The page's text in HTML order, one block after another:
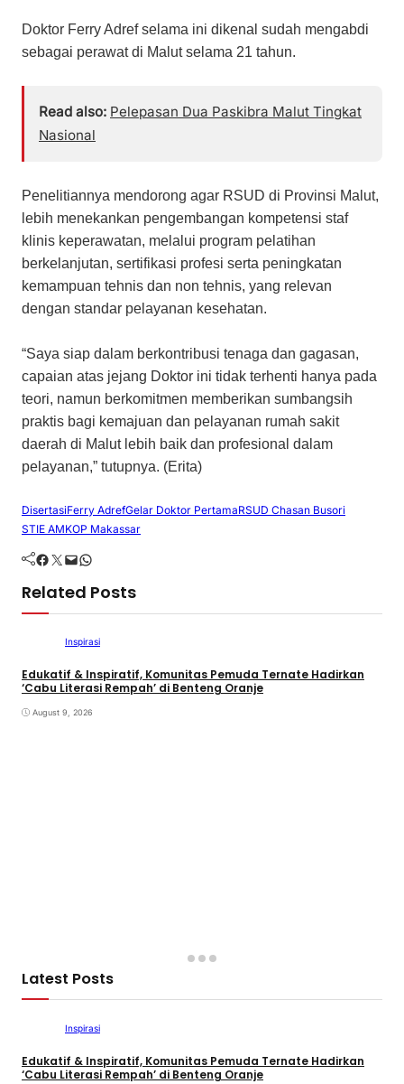
Doktor Ferry Adref selama ini dikenal sudah mengabdi
sebagai perawat di Malut selama 21 tahun.
Read also: Pelepasan Dua Paskibra Malut Tingkat
Nasional
Penelitiannya mendorong agar RSUD di Provinsi Malut,
lebih menekankan pengembangan kompetensi staf
klinis keperawatan, melalui program pelatihan
berkelanjutan, sertifikasi profesi serta peningkatan
kemampuan tehnis dan non tehnis, yang relevan
dengan standar pelayanan kesehatan.
“Saya siap dalam berkontribusi tenaga dan gagasan,
capaian atas jejang Doktor ini tidak terhenti hanya pada
teori, namun berkomitmen memberikan sumbangsih
praktis bagi kemajuan dan pelayanan rumah sakit
daerah di Malut lebih baik dan profesional dalam
pelayanan,” tutupnya. (Erita)
DisertasiFerry AdrefGelar Doktor PertamaRSUD Chasan Busori
STIE AMKOP Makassar
Facebook Twitter Mail WhatsApp
Related Posts
Inspirasi
Edukatif & Inspiratif, Komunitas Pemuda Ternate Hadirkan
‘Cabu Literasi Rempah’ di Benteng Oranje
August 9, 2026
Latest Posts
Inspirasi
Edukatif & Inspiratif, Komunitas Pemuda Ternate Hadirkan
‘Cabu Literasi Rempah’ di Benteng Oranje